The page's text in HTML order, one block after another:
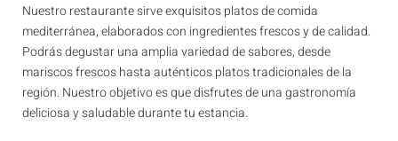
Nuestro restaurante sirve exquisitos platos de comida
mediterránea, elaborados con ingredientes frescos y de calidad.
Podrás degustar una amplia variedad de sabores, desde
mariscos frescos hasta auténticos platos tradicionales de la
región. Nuestro objetivo es que disfrutes de una gastronomía
deliciosa y saludable durante tu estancia.